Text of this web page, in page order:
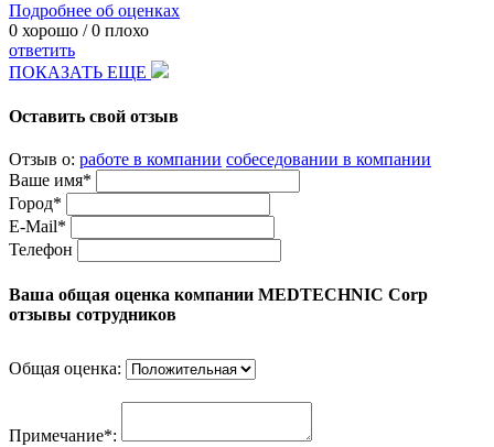
Подробнее об оценках
0 хорошо /0 плохо
ответить
ПОКАЗАТЬ ЕЩЕ
Оставить свой отзыв
Отзыв о: работе в компании собеседовании в компании
Ваше имя*
Город*
E-Mail*
Телефон
Ваша общая оценка компании MEDTECHNIC Corp
отзывы сотрудников
Общая оценка:
Примечание*: